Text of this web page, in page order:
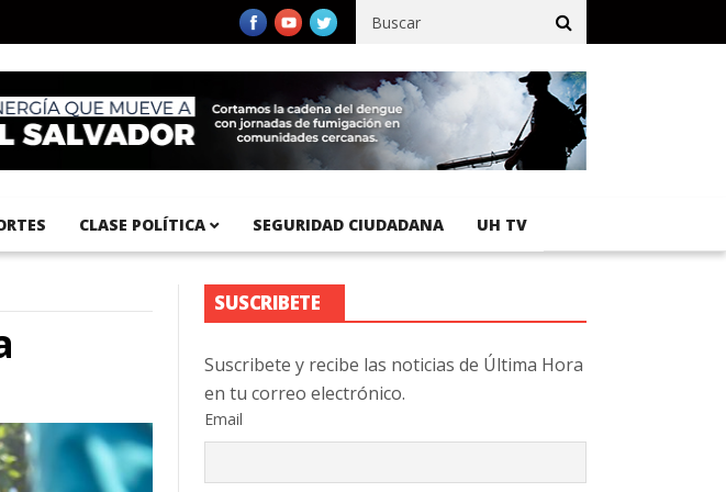
Internacional del Pacífico registra 92 % de avance en obras de terracería
CLASE POLÍTICA SEGURIDAD CIUDADANA UH TV
SUSCRIBETE
Suscribete y recibe las noticias de Última Hora
en tu correo electrónico.
Email